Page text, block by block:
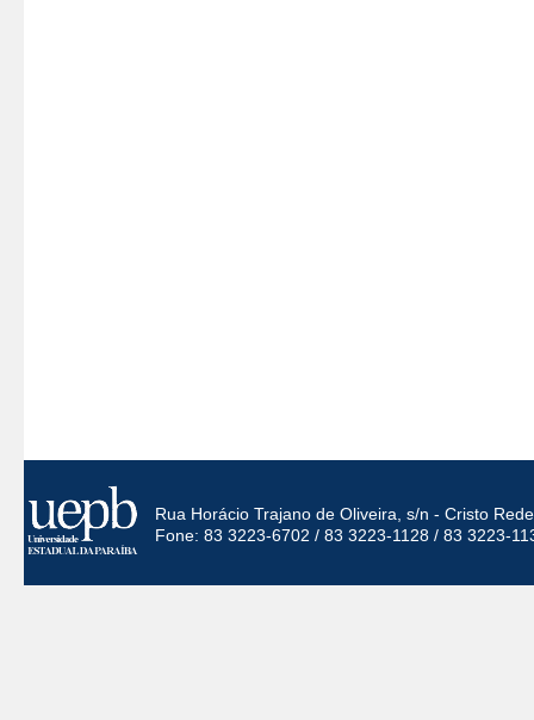
Rua Horácio Trajano de Oliveira, s/n - Cristo
Fone: 83 3223-6702 / 83 3223-1128 / 83 3223-